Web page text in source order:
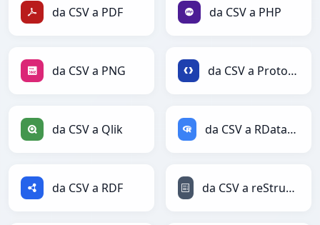
da CSV a PDF da CSV a PHP
da CSV a PNG da CSV a Protobuf
da CSV a Qlik da CSV a RDataFrame
da CSV a RDF da CSV a reStructuredText